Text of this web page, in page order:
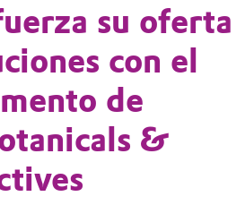
su oferta
con el
de
&